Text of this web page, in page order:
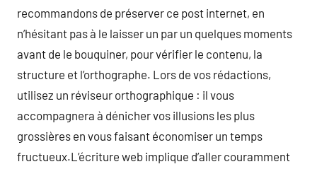
recommandons de préserver ce post internet, en
n’hésitant pas à le laisser un par un quelques moments
avant de le bouquiner, pour vérifier le contenu, la
structure et l’orthographe. Lors de vos rédactions,
utilisez un réviseur orthographique : il vous
accompagnera à dénicher vos illusions les plus
grossières en vous faisant économiser un temps
fructueux.L’écriture web implique d’aller couramment